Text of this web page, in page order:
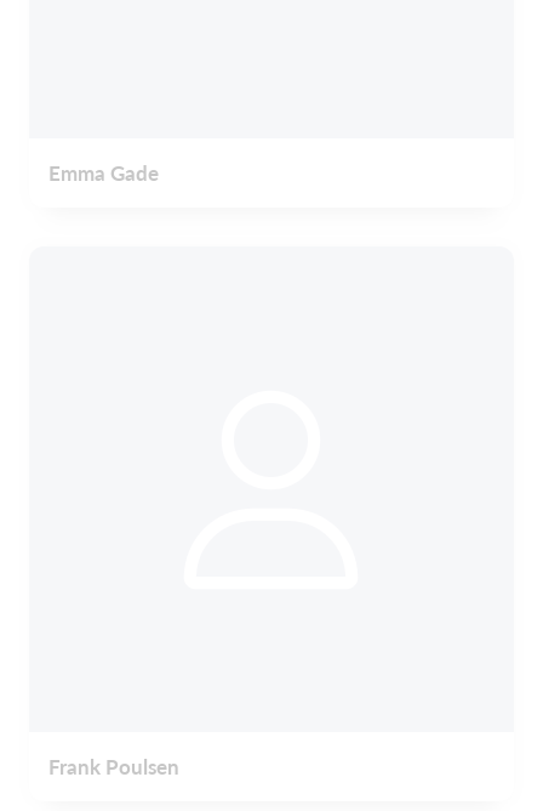
Emma Gade
Frank Poulsen